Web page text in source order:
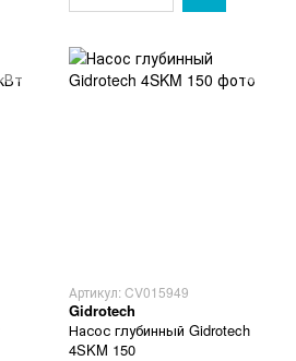
Артикул: CV015949
Gidrotech
Насос глубинный Gidrotech
4SKM 150